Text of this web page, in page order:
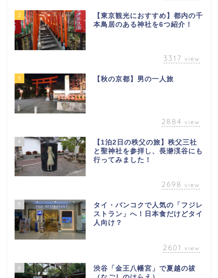
2
【東京観光におすすめ】都内の千
本鳥居のある神社を6つ紹介！
3317 view
3 【秋の京都】男の一人旅
2884 view
4
【1泊2日の秩父の旅】秩父三社
と聖神社を参拝し、長瀞渓谷にも
行ってみました！
2698 view
5
タイ・バンコクで人気の「フジレ
ストラン」へ！日本食だけどタイ
人向け？
2601 view
6
渋谷「金王八幡宮」で夏越の祓